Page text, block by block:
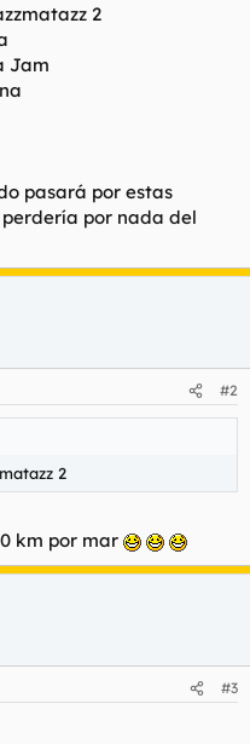
2
Jam
pasará por estas
por nada del
#2
2
km por mar
#3